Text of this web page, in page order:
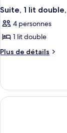
Suite, 1 lit
4 personnes
1 lit double
Plus de détails
Plus
le
type
de